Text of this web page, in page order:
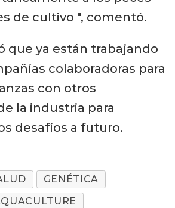
de cultivo ", comentó.
que ya están trabajando
colaboradoras para
con otros
la industria para
desafíos a futuro.
GENÉTICA